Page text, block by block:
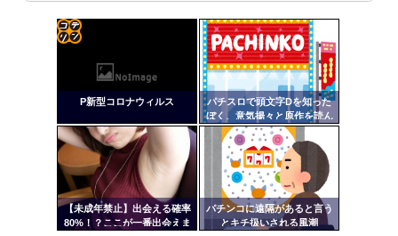
ますｗ」←これどうす...
【閲覧注意】俺が近くにいると機械が壊れるんだけどさ
【画像】ペプシコーラ社、「こういうのでいいんだよ」
な新商品を発売
Powered by livedoor 相互RSS
P新型コロナウィルス
パチスロで頭文字Dを知った
ぼく、意気揚々と原作を読ん
だら第一話からなつきがパパ
活してて困惑
【未成年禁止】出会える確率
80%！？ここが一番出会えま
パチンコに遠隔があると言う
とキチ扱いされる風潮
定リ
自動
更新
ツー